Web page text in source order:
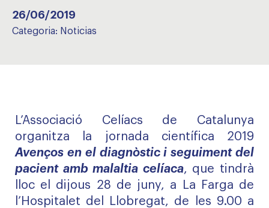
26/06/2019
Categoria: Noticias
L’Associació Celíacs de Catalunya
organitza la jornada científica 2019
Avenços en el diagnòstic i seguiment del
pacient amb malaltia celíaca, que tindrà
lloc el dijous 28 de juny, a La Farga de
l’Hospitalet del Llobregat, de les 9.00 a